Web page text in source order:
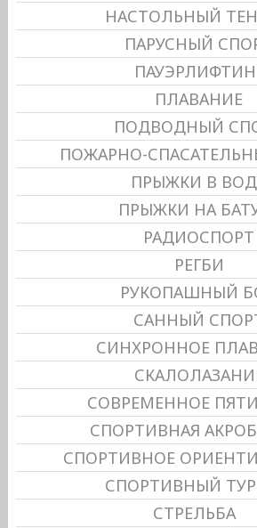
НАСТОЛЬНЫЙ
ПАРУСНЫЙ
ПЛАВАНИЕ
ПОДВОДНЫЙ
ПОЖАРНО-
ПРЫЖКИ В
ПРЫЖКИ НА
РАДИОСПОРТ
РЕГБИ
РУКОПАШНЫЙ
САННЫЙ
СИНХРОННОЕ
СОВРЕМЕННОЕ
СПОРТИВНАЯ
СПОРТИВНОЕ
СПОРТИВНЫЙ
СТРЕЛЬБА